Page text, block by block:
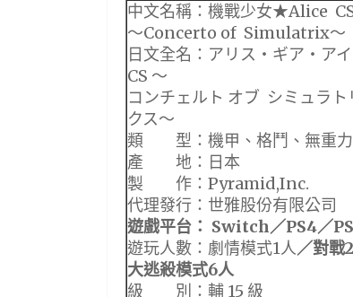
中文名稱：機戰少女★Alice
～Concerto of Simulatrix～
日文全名：アリス・ギア・ア
CS ～
コンチェルト オブ シミュラト
クス～
類 型：機甲、格鬥、無重力
產 地：日本
製 作：Pyramid,Inc.
代理發行：世雅股份有限公司
遊戲平台： Switch／PS4／
遊玩人數：劇情模式1人／對戰
大逃殺模式6人
級 別：輔 15 級